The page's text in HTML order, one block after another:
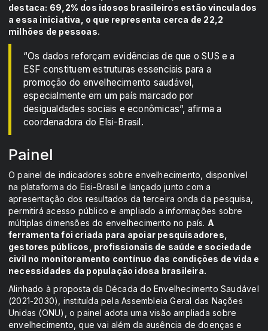
destaca: 69,2% dos idosos brasileiros estão vinculados
a essa iniciativa, o que representa cerca de 22,2
milhões de pessoas.
“Os dados reforçam evidências de que o SUS e a
ESF constituem estruturas essenciais para a
promoção do envelhecimento saudável,
especialmente em um país marcado por
desigualdades sociais e econômicas”, afirma a
coordenadora do Elsi-Brasil.
Painel
O painel de indicadores sobre envelhecimento, disponível
na plataforma do Eisi-Brasil e lançado junto com a
apresentação dos resultados da terceira onda da pesquisa,
permitirá acesso público e ampliado a informações sobre
múltiplas dimensões do envelhecimento no país. A
ferramenta foi criada para apoiar pesquisadores,
gestores públicos, profissionais de saúde e sociedade
civil no monitoramento contínuo das condições de vida e
necessidades da população idosa brasileira.
Alinhado à proposta da Década do Envelhecimento Saudável
(2021-2030), instituída pela Assembleia Geral das Nações
Unidas (ONU), o painel adota uma visão ampliada sobre
envelhecimento, que vai além da ausência de doenças e